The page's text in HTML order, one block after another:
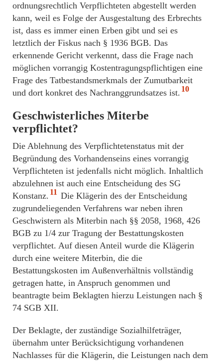
ordnungsrechtlich Verpflichteten abgestellt werden
kann, weil es Folge der Ausgestaltung des Erbrechts
ist, dass es immer einen Erben gibt und sei es
letztlich der Fiskus nach § 1936 BGB. Das
erkennende Gericht verkennt, dass die Frage nach
möglichen vorrangig Kostentragungspflichtigen eine
Frage des Tatbestandsmerkmals der Zumutbarkeit
und dort konkret des Nachranggrundsatzes ist. 10
Geschwisterliches Miterbe
verpflichtet?
Die Ablehnung des Verpflichtetenstatus mit der
Begründung des Vorhandenseins eines vorrangig
Verpflichteten ist jedenfalls nicht möglich. Inhaltlich
abzulehnen ist auch eine Entscheidung des SG
Konstanz. 11 Die Klägerin des der Entscheidung
zugrundeliegenden Verfahrens war neben ihren
Geschwistern als Miterbin nach §§ 2058, 1968, 426
BGB zu 1/4 zur Tragung der Bestattungskosten
verpflichtet. Auf diesen Anteil wurde die Klägerin
durch eine weitere Miterbin, die die
Bestattungskosten im Außenverhältnis vollständig
getragen hatte, in Anspruch genommen und
beantragte beim Beklagten hierzu Leistungen nach §
74 SGB XII.
Der Beklagte, der zuständige Sozialhilfeträger,
übernahm unter Berücksichtigung vorhandenen
Nachlasses für die Klägerin, die Leistungen nach dem